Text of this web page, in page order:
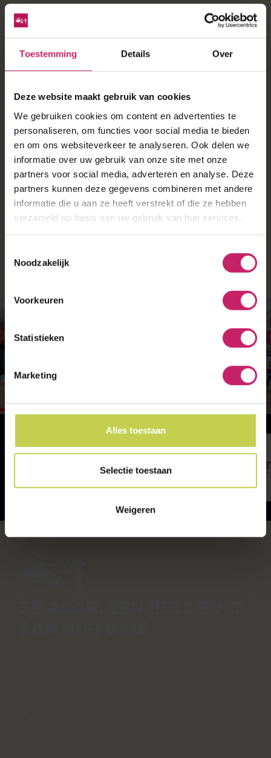
Toestemming Details Over
Deze website maakt gebruik van cookies
We gebruiken cookies om content en advertenties te
personaliseren, om functies voor social media te bieden
en om ons websiteverkeer te analyseren. Ook delen we
informatie over uw gebruik van onze site met onze
partners voor social media, adverteren en analyse. Deze
partners kunnen deze gegevens combineren met andere
informatie die u aan ze heeft verstrekt of die ze hebben
verzameld op basis van uw gebruik van hun services.
Noodzakelijk
Voorkeuren
Statistieken
Marketing
Alles toestaan
Selectie toestaan
Weigeren
Start/Finish
In het centrum van Holten.
Starttijd
Inschrijfgeld
Gratis, inclusief chip
Kom bij voorkeur met het openbaar vervoer, de
start/finish is in het centrum van Holten ca 100 meter
vanaf het NS Station. Kom je met de auto volg dan de
borden die langs de invalswegen van Holten staan.
Deze leiden je naar de parkeerplaats.